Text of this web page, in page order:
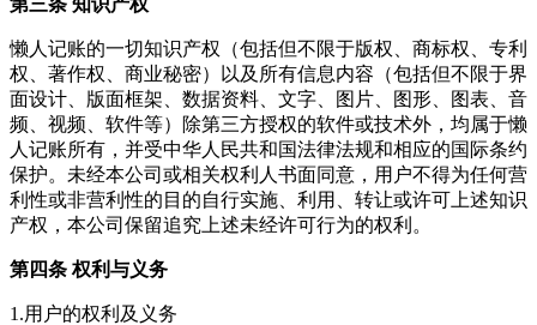
第三条 知识产权
懒人记账的一切知识产权（包括但不限于版权、商标权、专利
权、著作权、商业秘密）以及所有信息内容（包括但不限于界
面设计、版面框架、数据资料、文字、图片、图形、图表、音
频、视频、软件等）除第三方授权的软件或技术外，均属于懒
人记账所有，并受中华人民共和国法律法规和相应的国际条约
保护。未经本公司或相关权利人书面同意，用户不得为任何营
利性或非营利性的目的自行实施、利用、转让或许可上述知识
产权，本公司保留追究上述未经许可行为的权利。
第四条 权利与义务
1.用户的权利及义务